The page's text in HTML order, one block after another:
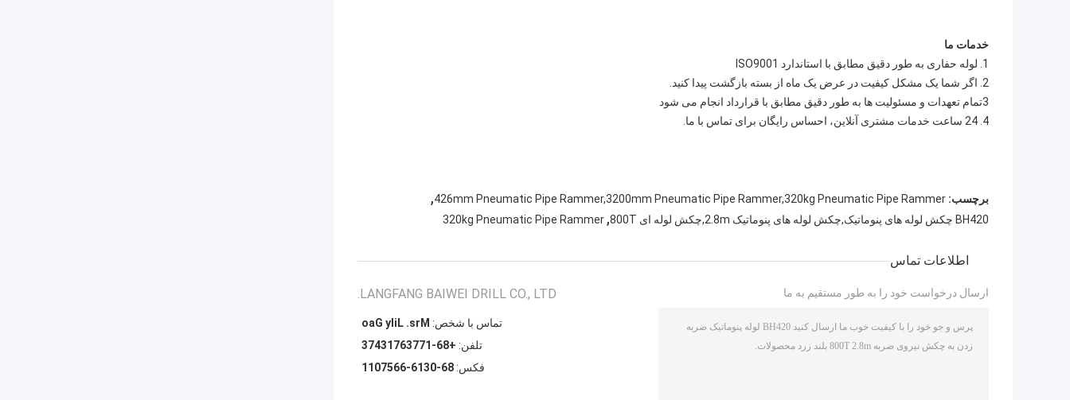
خدمات ما
1. لوله حفاری به طور دقیق مطابق با استاندارد ISO9001
2. اگر شما یک مشکل کیفیت در عرض یک ماه از بسته بازگشت پیدا کنید.
3تمام تعهدات و مسئولیت ها به طور دقیق مطابق با قرارداد انجام می شود
4. 24 ساعت خدمات مشتری آنلاین، احساس رایگان برای تماس با ما.
برچسب: 426mm Pneumatic Pipe Rammer,3200mm Pneumatic Pipe Rammer,320kg Pneumatic Pipe Rammer
,
BH420 چکش لوله های پنوماتیک,چکش لوله های پنوماتیک 2.8m,چکش لوله ای 800T ,
320kg Pneumatic Pipe Rammer
اطلاعات تماس
LANGFANG BAIWEI DRILL CO., LTD.
تماس با شخص: Mrs. Lily Gao
تلفن: +86-17736713473
فکس: 86-0316-6657011
ارسال درخواست خود را به طور مستقیم به ما